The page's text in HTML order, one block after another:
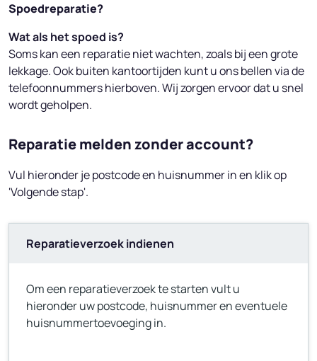
Spoedreparatie?
Wat als het spoed is?
Soms kan een reparatie niet wachten, zoals bij een grote
lekkage. Ook buiten kantoortijden kunt u ons bellen via de
telefoonnummers hierboven. Wij zorgen ervoor dat u snel
wordt geholpen.
Reparatie melden zonder account?
Vul hieronder je postcode en huisnummer in en klik op
'Volgende stap'.
Reparatieverzoek indienen
Om een reparatieverzoek te starten vult u
hieronder uw postcode, huisnummer en eventuele
huisnummertoevoeging in.